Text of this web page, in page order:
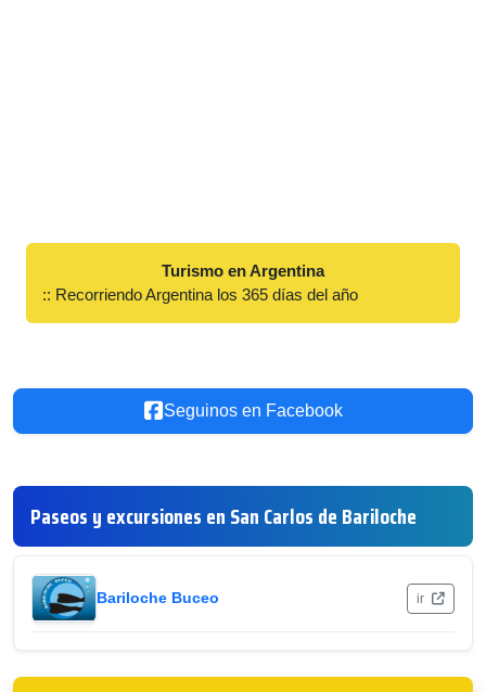
Turismo en Argentina
:: Recorriendo Argentina los 365 días del año
Seguinos en Facebook
Paseos y excursiones en San Carlos de Bariloche
Bariloche Buceo ir